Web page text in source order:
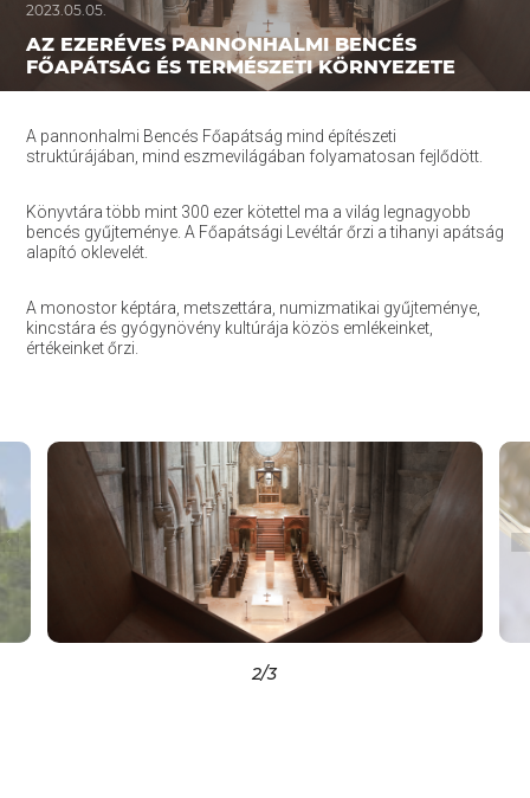
2023.05.05.
AZ EZERÉVES PANNONHALMI BENCÉS
FŐAPÁTSÁG ÉS TERMÉSZETI KÖRNYEZETE
A pannonhalmi Bencés Főapátság mind építészeti
struktúrájában, mind eszmevilágában folyamatosan fejlődött.
Könyvtára több mint 300 ezer kötettel ma a világ legnagyobb
bencés gyűjteménye. A Főapátsági Levéltár őrzi a tihanyi apátság
alapító oklevelét.
A monostor képtára, metszettára, numizmatikai gyűjteménye,
kincstára és gyógynövény kultúrája közös emlékeinket,
értékeinket őrzi.
2/3